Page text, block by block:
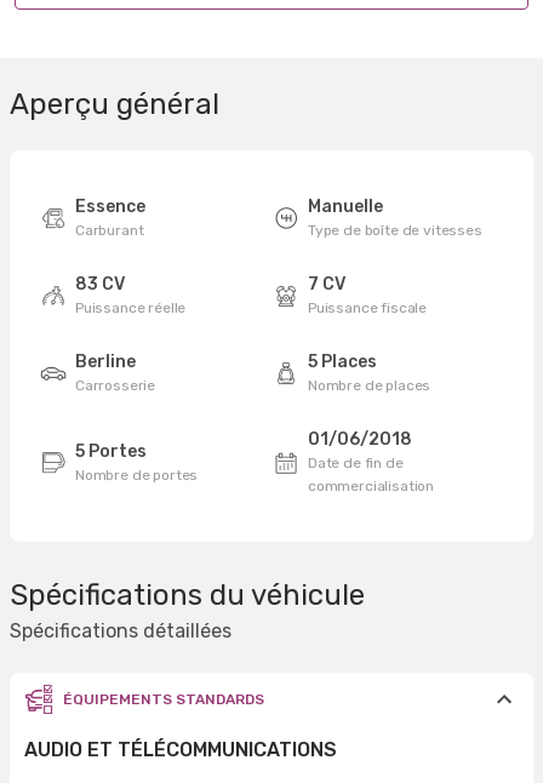
Aperçu général
Essence
Carburant
Manuelle
Type de boîte de vitesses
83 CV
Puissance réelle
7 CV
Puissance fiscale
Berline
Carrosserie
5 Places
Nombre de places
5 Portes
Nombre de portes
01/06/2018
Date de fin de
commercialisation
Spécifications du véhicule
Spécifications détaillées
ÉQUIPEMENTS STANDARDS
AUDIO ET TÉLÉCOMMUNICATIONS